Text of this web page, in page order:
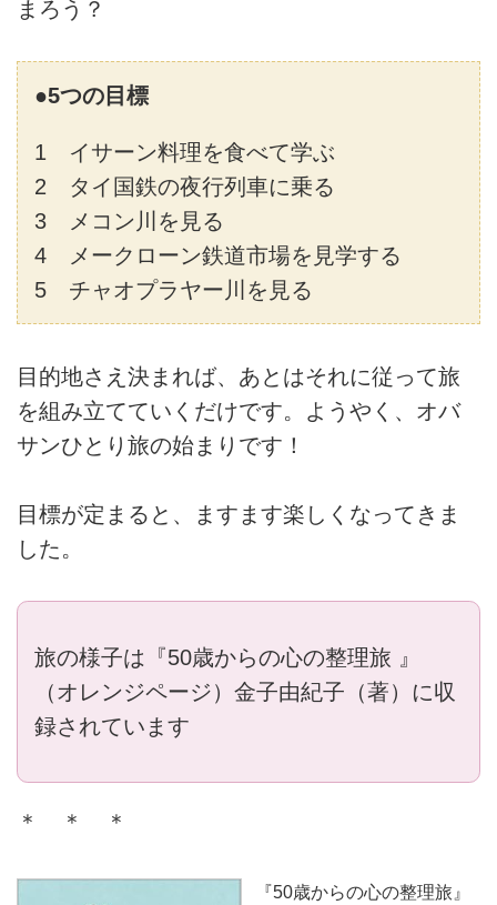
まろう？
●5つの目標
1 イサーン料理を食べて学ぶ
2 タイ国鉄の夜行列車に乗る
3 メコン川を見る
4 メークローン鉄道市場を見学する
5 チャオプラヤー川を見る
目的地さえ決まれば、あとはそれに従って旅
を組み立てていくだけです。ようやく、オバ
サンひとり旅の始まりです！
目標が定まると、ますます楽しくなってきま
した。
旅の様子は『50歳からの心の整理旅 』
（オレンジページ）金子由紀子（著）に収
録されています
＊ ＊ ＊
『50歳からの心の整理旅』